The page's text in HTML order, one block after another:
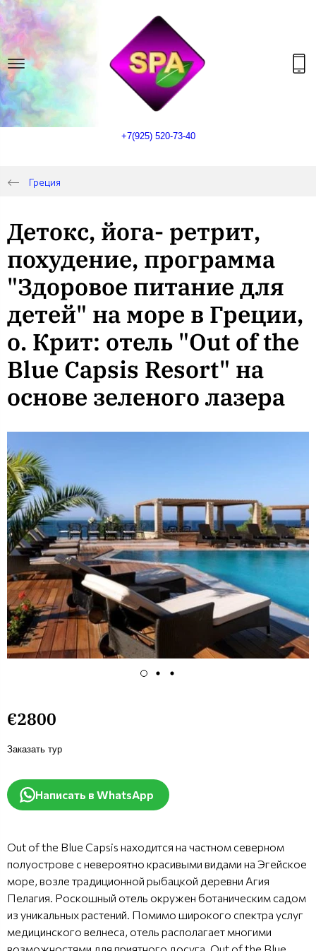
+7(925) 520-73-40
Греция
Детокс, йога- ретрит,
похудение, программа
"Здоровое питание для
детей" на море в Греции,
о. Крит: отель "Out of the
Blue Capsis Resort" на
основе зеленого лазера
€2800
Заказать тур
Написать в WhatsApp
Out of the Blue Capsis находится на частном северном
полуострове с невероятно красивыми видами на Эгейское
море, возле традиционной рыбацкой деревни Агия
Пелагия. Роскошный отель окружен ботаническим садом
из уникальных растений. Помимо широкого спектра услуг
медицинского велнеса, отель располагает многими
возможностями для приятного досуга. Out of the Blue